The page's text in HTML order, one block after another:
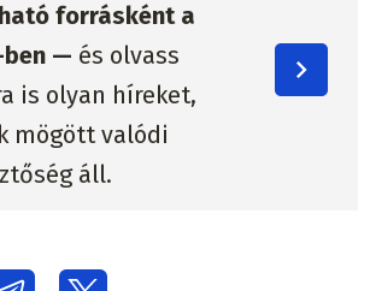
forrásként a
ben — és olvass
is olyan híreket,
mögött valódi
áll.